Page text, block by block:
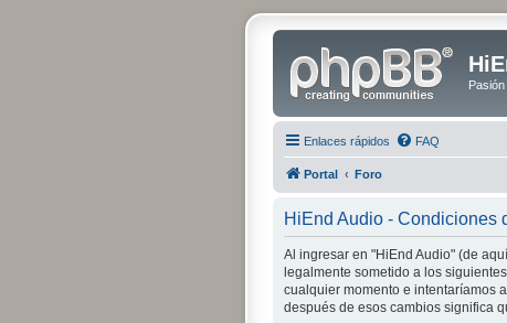
Enlaces rápidos FAQ
Portal Foro
HiEnd Audio - Condiciones
Al ingresar en "HiEnd Audio" (de
legalmente sometido a los
cualquier momento e intentaríamos
después de esos cambios significa